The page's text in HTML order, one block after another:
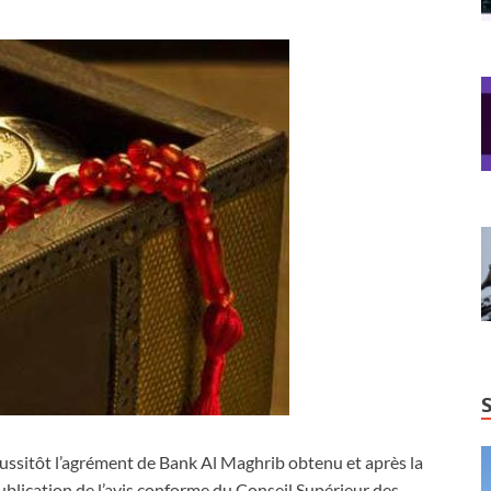
l’agrément de Bank Al Maghrib obtenu et après la